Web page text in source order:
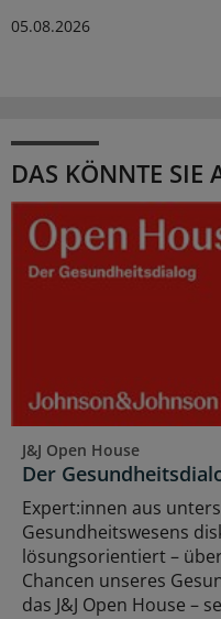
05.08.2026
DAS KÖNNTE SIE
J&J Open House
Der
Expert:innen aus
Gesundheitswesens
lösungsorientiert –
Chancen unseres
das J&J Open House –